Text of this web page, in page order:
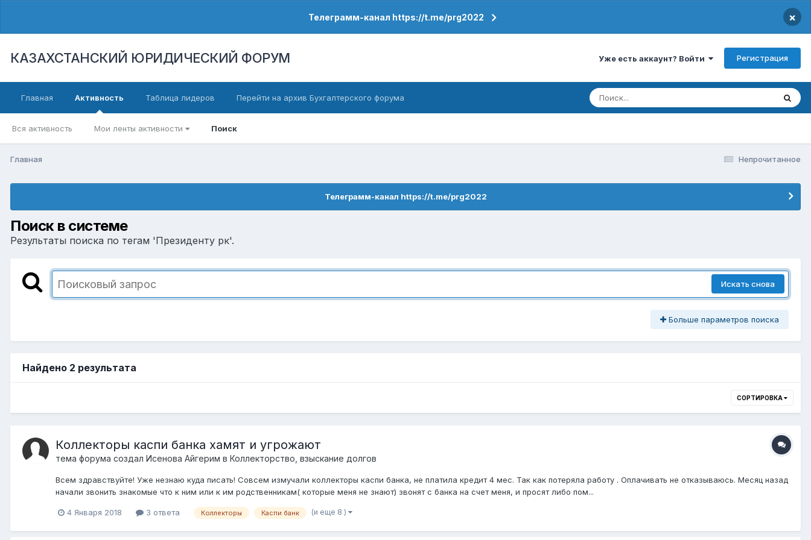
Телеграмм-канал https://t.me/prg2022 ×
КАЗАХСТАНСКИЙ ЮРИДИЧЕСКИЙ ФОРУМ Уже есть аккаунт? Войти Регистрация
Главная Активность
Вся активность Мои ленты активности Поиск
Таблица лидеров Перейти на архив Бухгалтерского форума
Непрочитанное
Главная
Телеграмм-канал https://t.me/prg2022
Поиск в системе
Результаты поиска по тегам 'Президенту рк'.
Искать снова
Больше параметров поиска
Найдено 2 результата
СОРТИРОВКА
Коллекторы каспи банка хамят и угрожают
тема форума создал Исенова Айгерим в Коллекторство, взыскание долгов
Всем здравствуйте! Уже незнаю куда писать! Совсем измучали коллекторы каспи банка, не платила кредит 4 мес. Так как потеряла работу . Оплачивать не отказываюсь. Месяц назад
начали звонить знакомые что к ним или к им родственникам( которые меня не знают) звонят с банка на счет меня, и просят либо пом...
4 Января 2018 3 ответа Коллекторы Каспи банк (и еще 8 )